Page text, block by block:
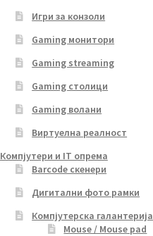
Игри за конзоли
Gaming монитори
Gaming streaming
Gaming столици
Gaming волани
Виртуелна реалност
Компјутери и IT опрема
Barcode скенери
Дигитални фото рамки
Компјутерска галантерија
Mouse / Mouse pad